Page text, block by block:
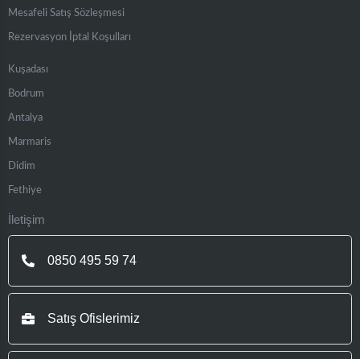
Mesafeli Satış Sözleşmesi
Rezervasyon İptal Koşulları
Kuşadası
Bodrum
Antalya
Marmaris
Didim
Fethiye
İletişim
0850 495 59 74
Satış Ofislerimiz